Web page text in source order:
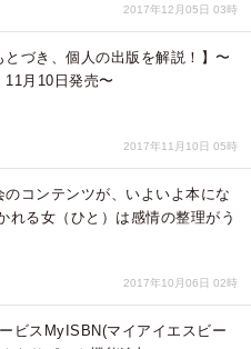
2017年12月05日 03時
とづき、個人の出版を解説！】〜
11月10日発売〜
2017年11月10日 05時
のコンテンツが、いよいよ本にな
れる女（ひと）は感情の整理がう
2017年10月06日 02時
ビスMyISBN(マイアイエスビー